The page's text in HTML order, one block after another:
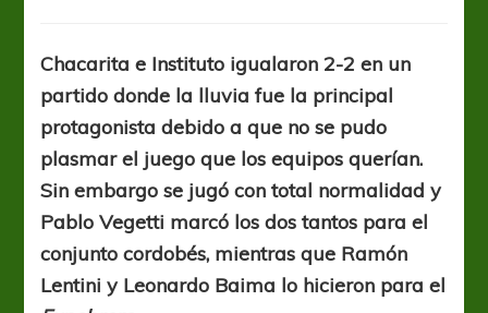
bajo
el
diluvio
Chacarita e Instituto igualaron 2-2 en un
partido donde la lluvia fue la principal
protagonista debido a que no se pudo
plasmar el juego que los equipos querían.
Sin embargo se jugó con total normalidad y
Pablo Vegetti marcó los dos tantos para el
conjunto cordobés, mientras que Ramón
Lentini y Leonardo Baima lo hicieron para el